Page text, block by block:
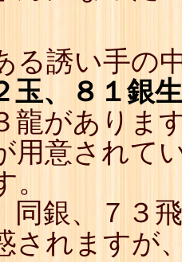
る誘い手の
玉、８１銀生
龍がありま
用意されて
同銀、７３
されますが